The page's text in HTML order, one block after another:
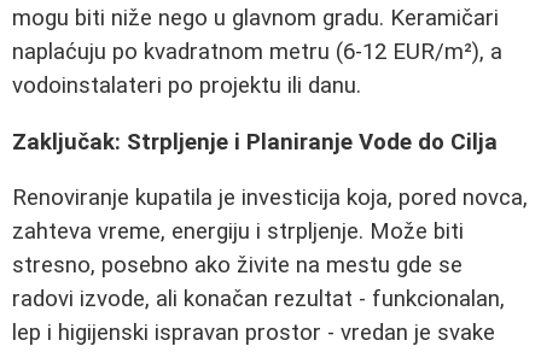
mogu biti niže nego u glavnom gradu. Keramičari
naplaćuju po kvadratnom metru (6-12 EUR/m²), a
vodoinstalateri po projektu ili danu.
Zaključak: Strpljenje i Planiranje Vode do Cilja
Renoviranje kupatila je investicija koja, pored novca,
zahteva vreme, energiju i strpljenje. Može biti
stresno, posebno ako živite na mestu gde se
radovi izvode, ali konačan rezultat - funkcionalan,
lep i higijenski ispravan prostor - vredan je svake